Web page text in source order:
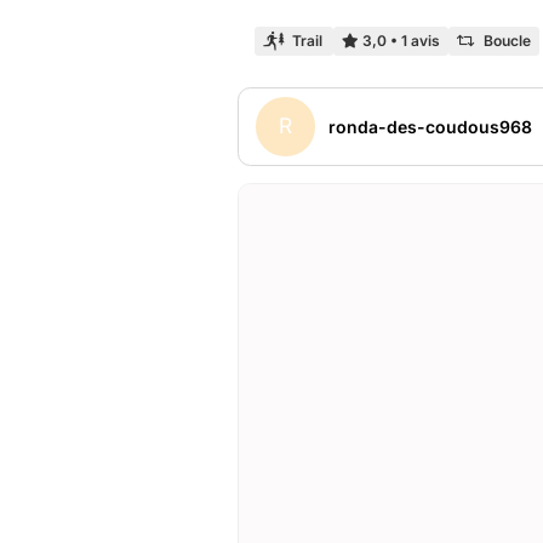
Trail 3,0 • 1 avis Boucle
R ronda-des-coudous968